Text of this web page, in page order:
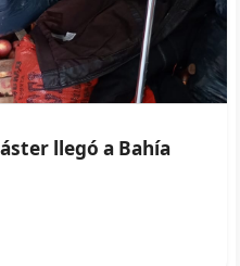
llegó a Bahía